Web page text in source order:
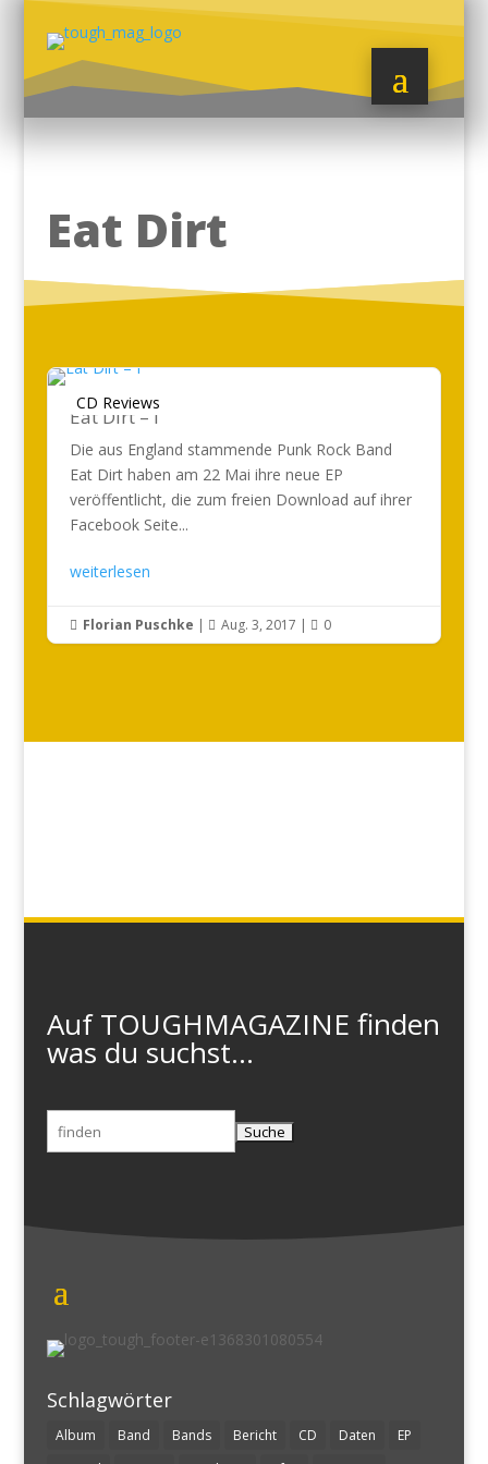
Eat Dirt
CD Reviews
Eat Dirt – I
Die aus England stammende Punk Rock Band
Eat Dirt haben am 22 Mai ihre neue EP
veröffentlicht, die zum freien Download auf ihrer
Facebook Seite...
weiterlesen
 Florian Puschke |  Aug. 3, 2017 |  0
Auf TOUGHMAGAZINE finden
was du suchst...
Suchen
nach:
Schlagwörter
Album Band Bands Bericht CD Daten
EP